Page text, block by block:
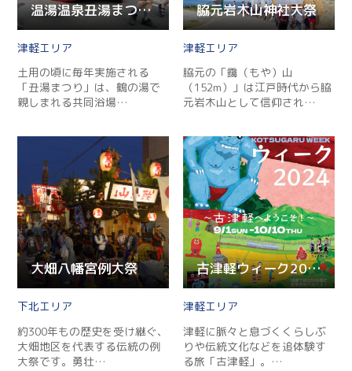
温湯温泉丑湯まつり
津軽
土用の頃に毎年実施される
「丑湯まつり」は、鶴の湯で
親しまれる共同浴場…
脇元岩木山神社大祭
津軽
脇元の「靄（もや）山
（152m）」は江戸時代から脇
元岩木山として信仰され…
大畑八幡宮例大祭
下北
約300年もの歴史を受け継ぐ、
大畑地区を代表する伝統の例
大祭です。勇壮…
古津軽ウィーク2024
津軽
津軽に脈々と息づくくらしぶ
りや伝統文化などを追体験す
る旅「古津軽」。…